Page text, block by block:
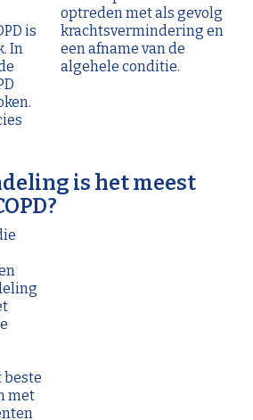
is
In
optreden met als gevolg
krachtsvermindering en
een afname van de
algehele conditie.
is het meest
beste
met